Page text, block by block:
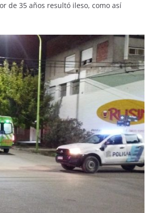
de 35 años resultó ileso, como así